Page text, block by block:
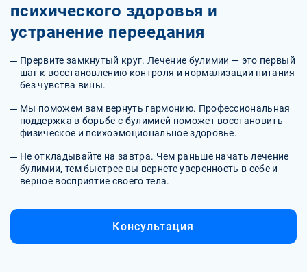
психического здоровья и
устранение переедания
Прервите замкнутый круг. Лечение булимии — это первый
шаг к восстановлению контроля и нормализации питания
без чувства вины.
Мы поможем вам вернуть гармонию. Профессиональная
поддержка в борьбе с булимией поможет восстановить
физическое и психоэмоциональное здоровье.
Не откладывайте на завтра. Чем раньше начать лечение
булимии, тем быстрее вы вернете уверенность в себе и
верное восприятие своего тела.
Консультация